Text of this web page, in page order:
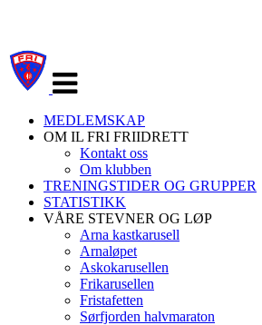
navigasjon
MEDLEMSKAP
OM IL FRI FRIIDRETT
Kontakt oss
Om klubben
TRENINGSTIDER OG GRUPPER
STATISTIKK
VÅRE STEVNER OG LØP
Arna kastkarusell
Arnaløpet
Askokarusellen
Frikarusellen
Fristafetten
Sørfjorden halvmaraton